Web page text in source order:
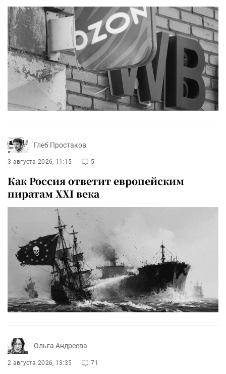
Глеб Простаков
3 августа 2026, 11:15 5
Как Россия ответит европейским
пиратам XXI века
Ольга Андреева
2 августа 2026, 13:35 71